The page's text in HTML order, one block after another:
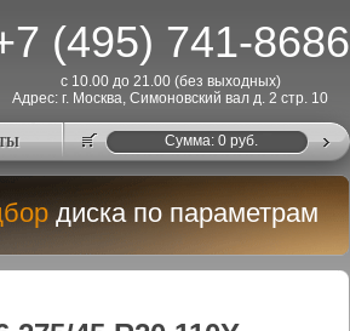
(495) 741-8686
с 10.00 до 21.00 (без выходных)
Адрес: г. Москва, Симоновский вал д. 2 стр. 10
Cумма: 0руб.
диска по параметрам